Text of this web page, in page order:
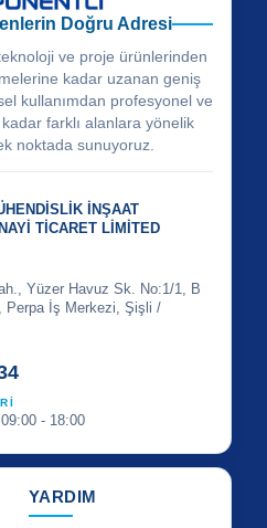
Doğru Adresi
ve proje ürünlerinden
kadar uzanan geniş
kullanımdan profesyonel ve
farklı alanlara yönelik
noktada sunuyoruz.
İNŞAAT
TİCARET LİMİTED
Yüzer Havuz Sk. No:1/1, B
Perpa İş Merkezi, Şişli /
- 18:00
YARDIM